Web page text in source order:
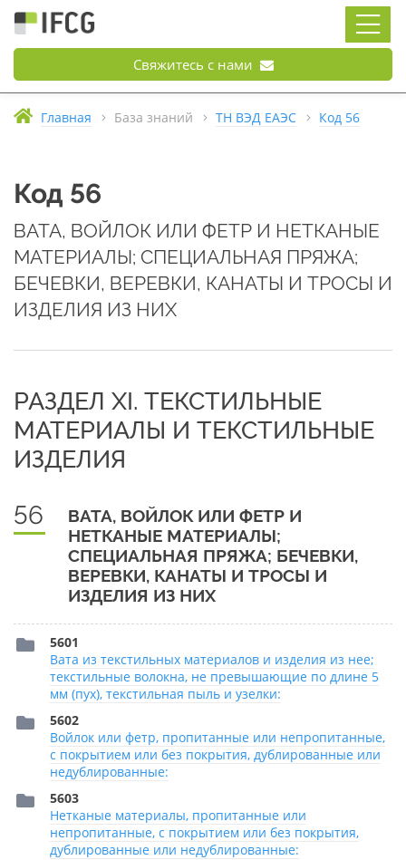
Свяжитесь с нами
Главная База знаний ТН ВЭД ЕАЭС Код 56
Код 56
ВАТА, ВОЙЛОК ИЛИ ФЕТР И НЕТКАНЫЕ
МАТЕРИАЛЫ; СПЕЦИАЛЬНАЯ ПРЯЖА;
БЕЧЕВКИ, ВЕРЕВКИ, КАНАТЫ И ТРОСЫ И
ИЗДЕЛИЯ ИЗ НИХ
РАЗДЕЛ XI. ТЕКСТИЛЬНЫЕ
МАТЕРИАЛЫ И ТЕКСТИЛЬНЫЕ
ИЗДЕЛИЯ
56
ВАТА, ВОЙЛОК ИЛИ ФЕТР И
НЕТКАНЫЕ МАТЕРИАЛЫ;
СПЕЦИАЛЬНАЯ ПРЯЖА; БЕЧЕВКИ,
ВЕРЕВКИ, КАНАТЫ И ТРОСЫ И
ИЗДЕЛИЯ ИЗ НИХ
5601
Вата из текстильных материалов и изделия из нее;
текстильные волокна, не превышающие по длине 5
мм (пух), текстильная пыль и узелки:
5602
Войлок или фетр, пропитанные или непропитанные,
с покрытием или без покрытия, дублированные или
недублированные:
5603
Нетканые материалы, пропитанные или
непропитанные, с покрытием или без покрытия,
дублированные или недублированные: